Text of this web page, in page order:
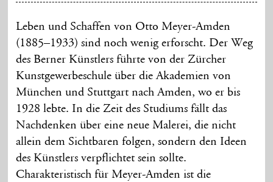
Leben und Schaffen von Otto Meyer-Amden
(1885–1933) sind noch wenig erforscht. Der Weg
des Berner Künstlers führte von der Zürcher
Kunstgewerbeschule über die Akademien von
München und Stuttgart nach Amden, wo er bis
1928 lebte. In die Zeit des Studiums fällt das
Nachdenken über eine neue Malerei, die nicht
allein dem Sichtbaren folgen, sondern den Ideen
des Künstlers verpflichtet sein sollte.
Charakteristisch für Meyer-Amden ist die